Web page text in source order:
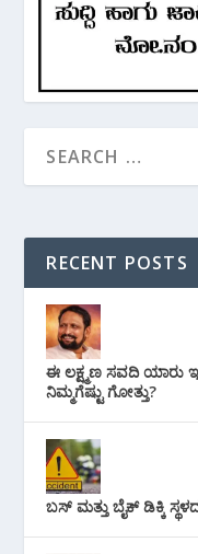
RECENT POSTS
ಈ ಲಕ್ಷ್ಮಣ ಸವದಿ ಯಾರು
ನಿಮ್ಮಗೆಷ್ಟು ಗೋತ್ತು?
ಬಸ್ ಮತ್ತು ಬೈಕ್ ಡಿಕ್ಕಿ